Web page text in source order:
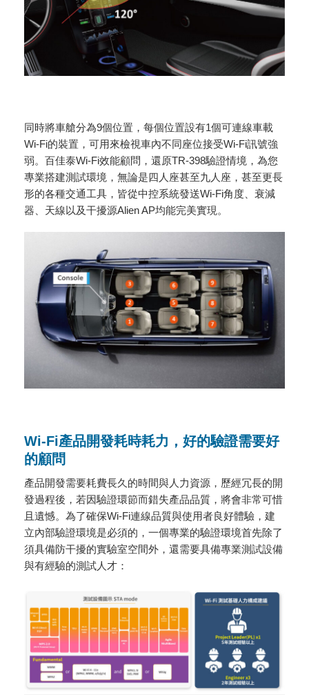
同時將車艙分為9個位置，每個位置設有1個可連線車載
Wi-Fi的裝置，可用來檢視車內不同座位接受Wi-Fi訊號強
弱。百佳泰Wi-Fi效能顧問，還原TR-398驗證情境，為您
專業搭建測試環境，無論是四人座甚至九人座，甚至更長
形的各種交通工具，皆從中控系統發送Wi-Fi角度、衰減
器、天線以及干擾源Alien AP均能完美實現。
Wi-Fi產品開發耗時耗力，好的驗證需要好
的顧問
產品開發需要耗費長久的時間與人力資源，歷經冗長的開
發過程後，若因驗證環節而錯失產品品質，將會非常可惜
且遺憾。為了確保Wi-Fi連線品質與使用者良好體驗，建
立內部驗證環境是必須的，一個專業的驗證環境首先除了
須具備防干擾的實驗室空間外，還需要具備專業測試設備
與有經驗的測試人才：